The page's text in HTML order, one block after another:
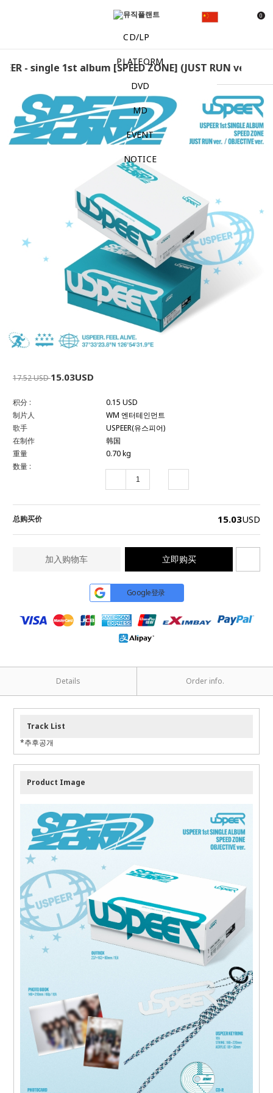
0
CD/LP
PLATFORM
DVD
MD
EVENT
NOTICE
- single 1st album [SPEED ZONE] (JUST RUN ver. /
17.52 USD15.03USD
积分 :
0.15 USD
制片人
WM 엔터테인먼트
歌手
USPEER(유스피어)
在制作
韩国
重量
0.70 kg
数量 :
总购买价 15.03USD
加入购物车 立即购买
Google登录
Details Order info.
Track List
*추후공개
Product Image